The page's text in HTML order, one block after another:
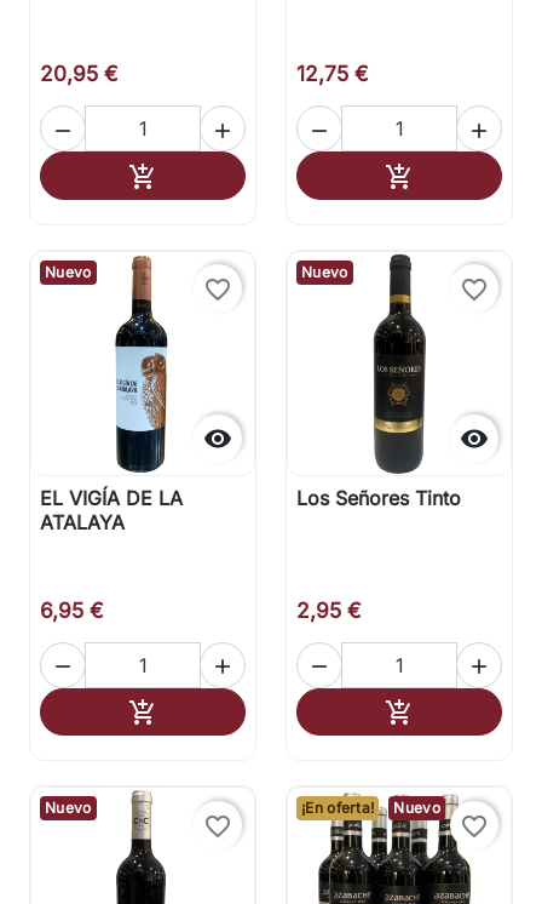
20,95 €
 
 Añadir al carrito
12,75 €
 
 Añadir al
Nuevo

favorite_border
EL VIGÍA DE LA
ATALAYA
6,95 €
 
 Añadir al carrito
Nuevo

favorite_border
Los Señores Tinto
2,95 €
 
 Añadir al
Nuevo
favorite_border
¡En oferta! Nuevo
favorite_border